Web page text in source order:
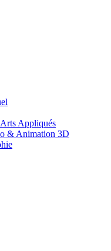
Appliqués
& Animation 3D